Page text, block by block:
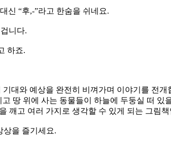
신 “후,-”라고 한숨을 쉬네요.
니다.
하죠.
대와 예상을 완전히 비껴가며 이야기를 전개
땅 위에 사는 동물들이 하늘에 두둥실 떠 있
깨고 여러 가지로 생각할 수 있게 되는 그림책
상을 즐기세요.